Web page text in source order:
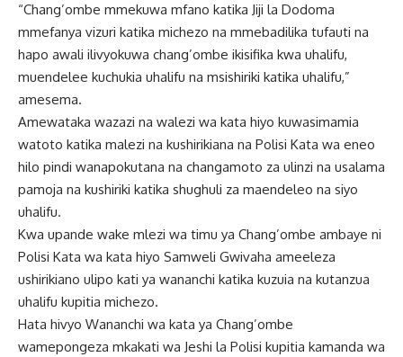
“Chang’ombe mmekuwa mfano katika Jiji la Dodoma
mmefanya vizuri katika michezo na mmebadilika tufauti na
hapo awali ilivyokuwa chang’ombe ikisifika kwa uhalifu,
muendelee kuchukia uhalifu na msishiriki katika uhalifu,”
amesema.
Amewataka wazazi na walezi wa kata hiyo kuwasimamia
watoto katika malezi na kushirikiana na Polisi Kata wa eneo
hilo pindi wanapokutana na changamoto za ulinzi na usalama
pamoja na kushiriki katika shughuli za maendeleo na siyo
uhalifu.
Kwa upande wake mlezi wa timu ya Chang’ombe ambaye ni
Polisi Kata wa kata hiyo Samweli Gwivaha ameeleza
ushirikiano ulipo kati ya wananchi katika kuzuia na kutanzua
uhalifu kupitia michezo.
Hata hivyo Wananchi wa kata ya Chang’ombe
wamepongeza mkakati wa Jeshi la Polisi kupitia kamanda wa